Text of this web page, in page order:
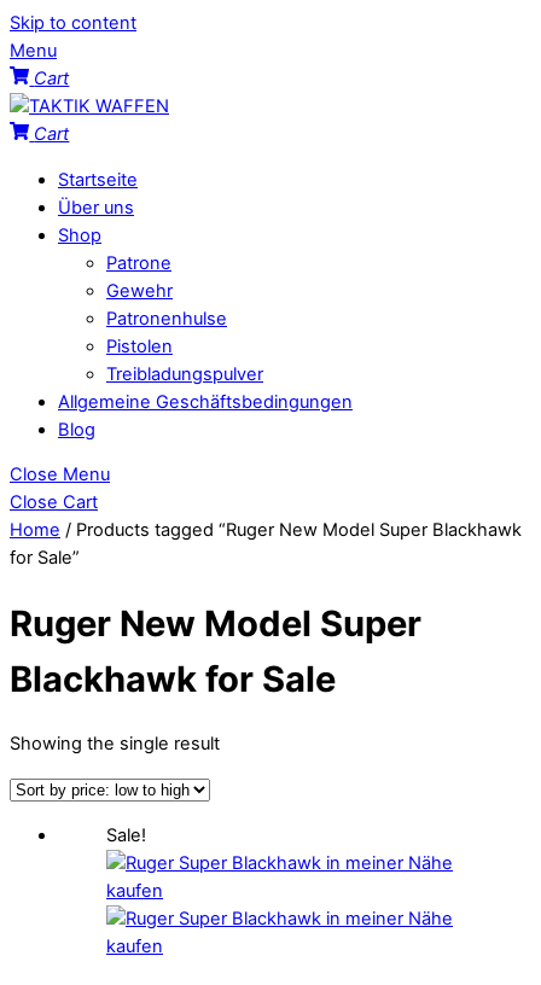
Skip to content
Menu
Cart
Cart
Startseite
Über uns
Shop
Patrone
Gewehr
Patronenhulse
Pistolen
Treibladungspulver
Allgemeine Geschäftsbedingungen
Blog
Close Menu
Close Cart
Home / Products tagged “Ruger New Model Super Blackhawk
for Sale”
Ruger New Model Super
Blackhawk for Sale
Showing the single result
Sale!